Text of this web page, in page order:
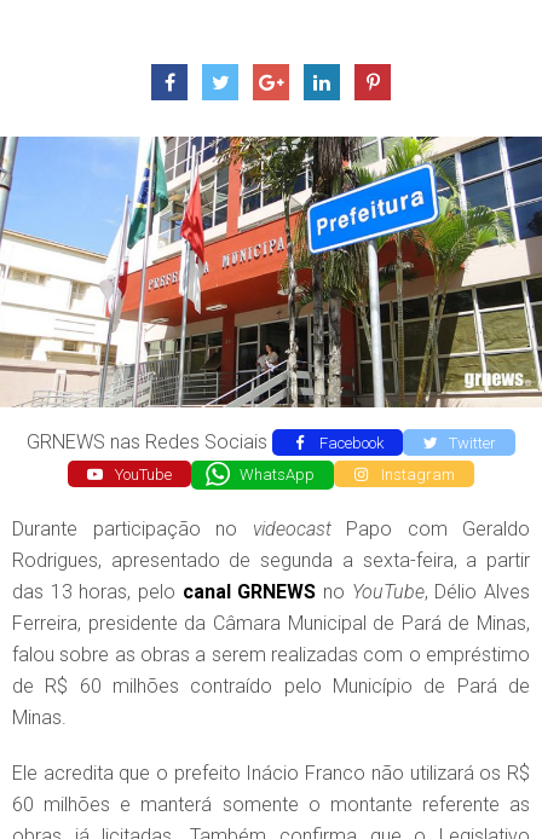
GRNEWS nas Redes Sociais Facebook
Twitter
YouTube
WhatsApp Instagram
Durante participação no videocastPapo com Geraldo
Rodrigues, apresentado de segunda a sexta-feira, a partir
das 13 horas, pelo canal GRNEWS no YouTube, Délio Alves
Ferreira, presidente da Câmara Municipal de Pará de Minas,
falou sobre as obras a serem realizadas com o empréstimo
de R$ 60 milhões contraído pelo Município de Pará de
Minas.
Ele acredita que o prefeito Inácio Franco não utilizará os R$
60 milhões e manterá somente o montante referente as